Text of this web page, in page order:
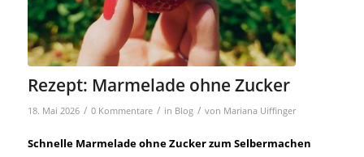
Rezept: Marmelade ohne Zucker
18. Mai 2026 / 0 Kommentare / in Blog / von Mariana Uiffinger
Schnelle Marmelade ohne Zucker zum Selbermachen